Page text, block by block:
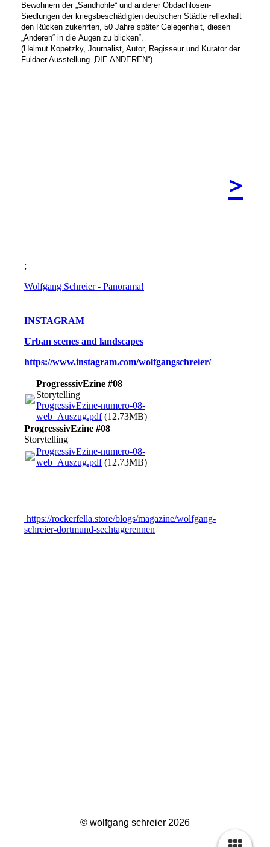
Bewohnern der „Sandhohle“ und anderer Obdachlosen-
Siedlungen der kriegsbeschädigten deutschen Städte reflexhaft
den Rücken zukehrten, 50 Jahre später Gelegenheit, diesen
„Anderen“ in die Augen zu blicken“.
(Helmut Kopetzky, Journalist, Autor, Regisseur und Kurator der
Fuldaer Ausstellung „DIE ANDEREN“)
>
;
Wolfgang Schreier - Panorama!
INSTAGRAM
Urban scenes and landscapes
https://www.instagram.com/wolfgangschreier/
ProgresssivEzine #08
Storytelling
ProgressivEzine-numero-08-
web_Auszug.pdf(12.73MB)
ProgresssivEzine #08
Storytelling
ProgressivEzine-numero-08-
web_Auszug.pdf(12.73MB)
https://rockerfella.store/blogs/magazine/wolfgang-
schreier-dortmund-sechtagerennen
© wolfgang schreier 2026